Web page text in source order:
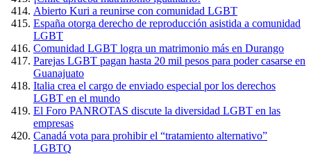
Abierto Kuri a reunirse con comunidad LGBT
España otorga derecho de reproducción asistida a comunidad
LGBT
Comunidad LGBT logra un matrimonio más en Durango
Parejas LGBT pagan hasta 20 mil pesos para poder casarse en
Guanajuato
Italia crea el cargo de enviado especial por los derechos
LGBT en el mundo
El Foro PANROTAS discute la diversidad LGBT en las
empresas
Canadá vota para prohibir el “tratamiento alternativo”
LGBTQ